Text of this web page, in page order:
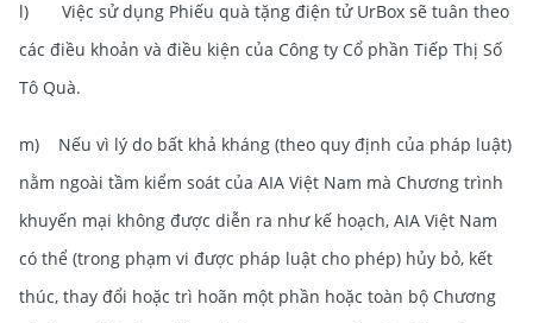
l) Việc sử dụng Phiếu quà tặng điện tử UrBox sẽ tuân theo
các điều khoản và điều kiện của Công ty Cổ phần Tiếp Thị Số
Tô Quà.
m) Nếu vì lý do bất khả kháng (theo quy định của pháp luật)
nằm ngoài tầm kiểm soát của AIA Việt Nam mà Chương trình
khuyến mại không được diễn ra như kế hoạch, AIA Việt Nam
có thể (trong phạm vi được pháp luật cho phép) hủy bỏ, kết
thúc, thay đổi hoặc trì hoãn một phần hoặc toàn bộ Chương